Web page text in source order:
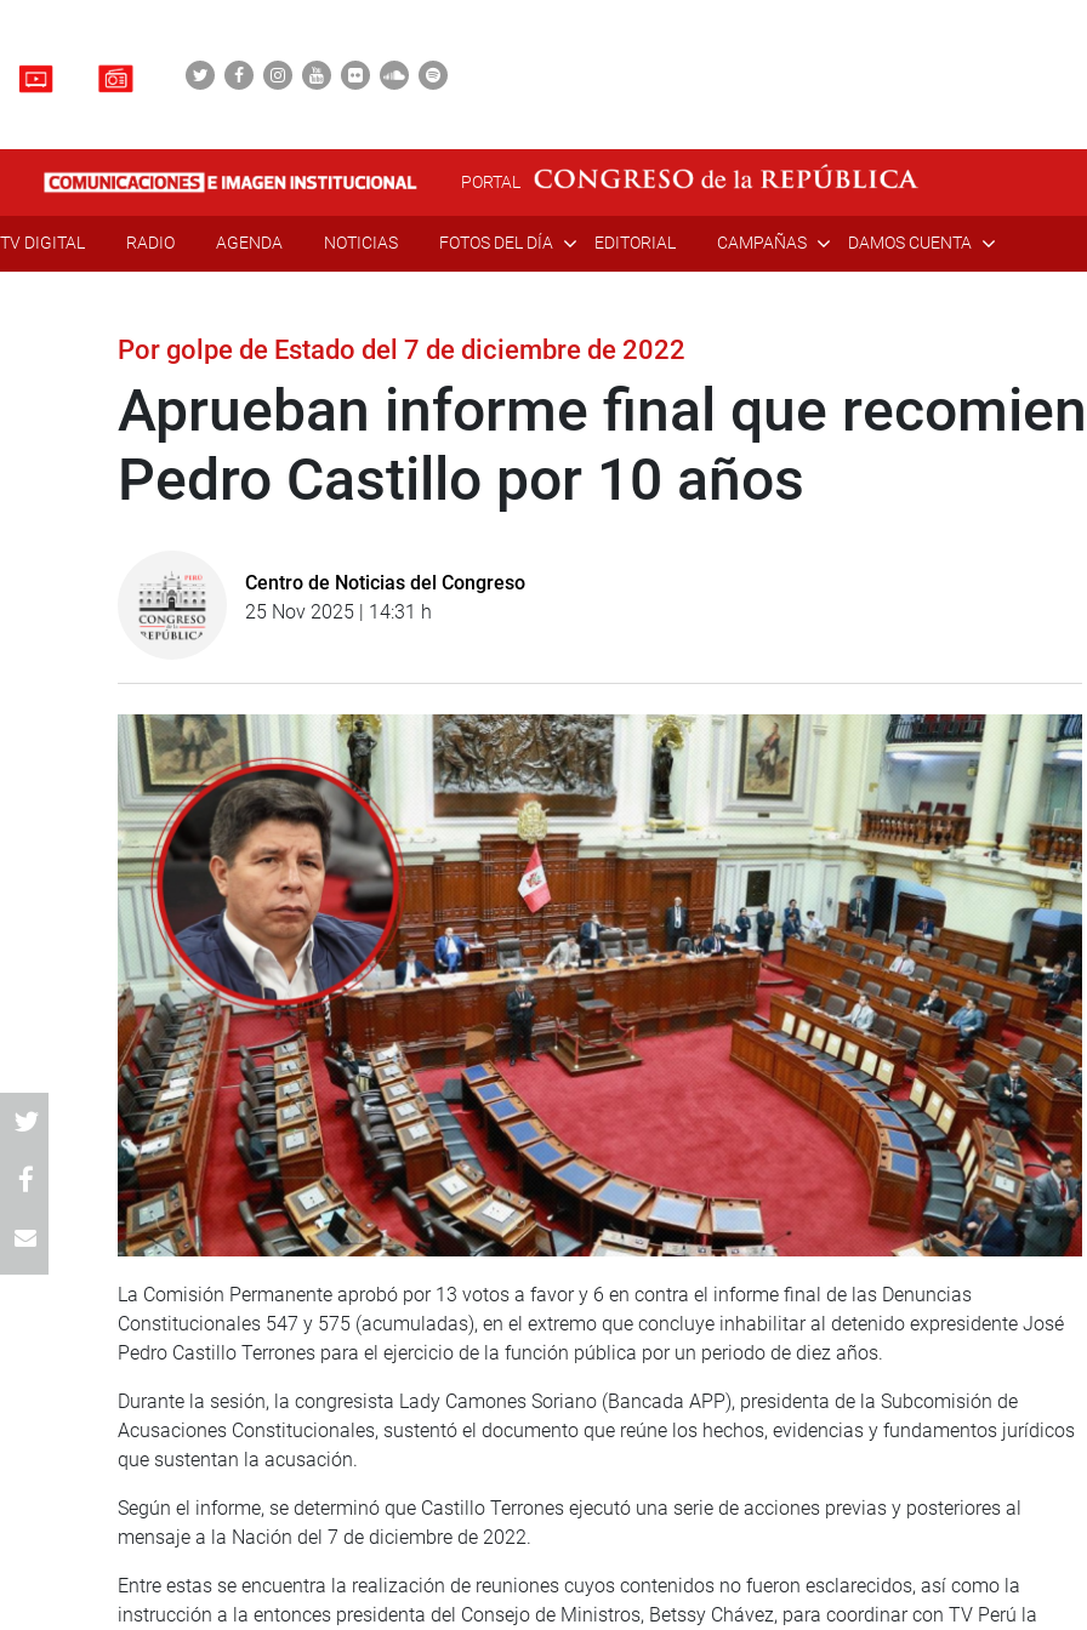
PORTAL
TV DIGITAL RADIO AGENDA NOTICIAS FOTOS DEL DÍA EDITORIAL CAMPAÑAS DAMOS CUENTA
Por golpe de Estado del 7 de diciembre de 2022
Aprueban informe final que
Pedro Castillo por 10 años
Centro de Noticias del Congreso
25 Nov 2025 | 14:31 h
La Comisión Permanente aprobó por 13 votos a favor y 6 en contra el informe final de las Denuncias
Constitucionales 547 y 575 (acumuladas), en el extremo que concluye inhabilitar al detenido expresidente José
Pedro Castillo Terrones para el ejercicio de la función pública por un periodo de diez años.
Durante la sesión, la congresista Lady Camones Soriano (Bancada APP), presidenta de la Subcomisión de
Acusaciones Constitucionales, sustentó el documento que reúne los hechos, evidencias y fundamentos jurídicos
que sustentan la acusación.
Según el informe, se determinó que Castillo Terrones ejecutó una serie de acciones previas y posteriores al
mensaje a la Nación del 7 de diciembre de 2022.
Entre estas se encuentra la realización de reuniones cuyos contenidos no fueron esclarecidos, así como la
instrucción a la entonces presidenta del Consejo de Ministros, Betssy Chávez, para coordinar con TV Perú la